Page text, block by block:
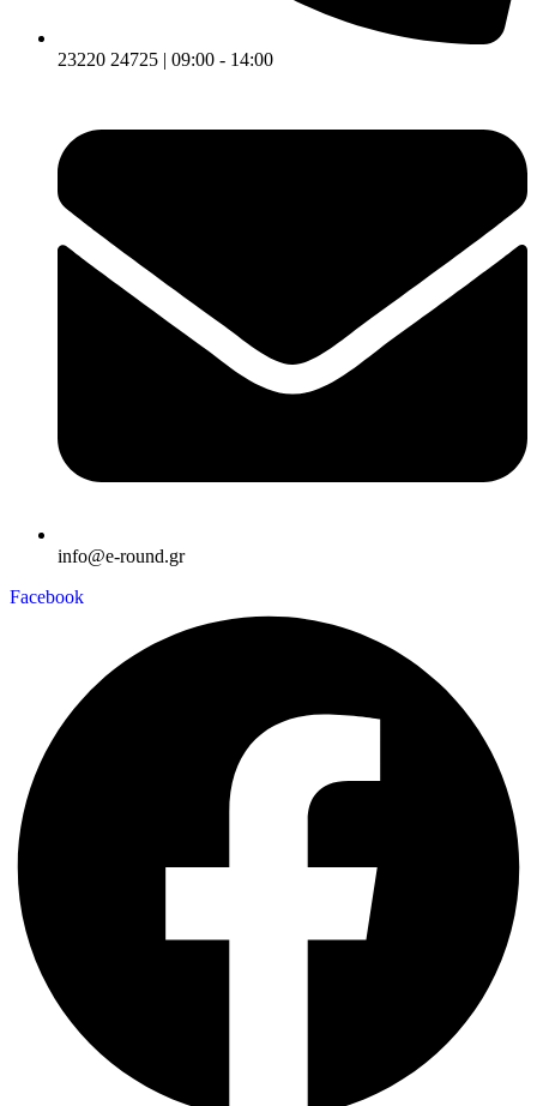
23220 24725 | 09:00 - 14:00
info@e-round.gr
Facebook